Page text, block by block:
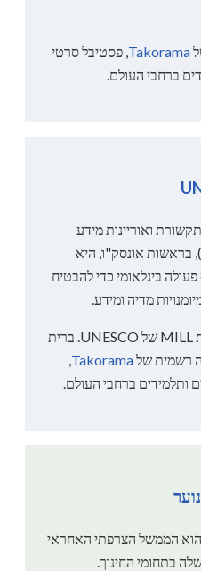
Takorama , פסטיבל סרטי
ברחבי העולם.
ואוריינות מידע
(UNESCO MILL Alliance), בראשות אונסק"ו, היא
בינלאומי כדי להבטיח
מדיה ומידע.
"סרטי ילדים" הוא חבר בברית MILL של UNESCO. ברית
Takorama
,
ותלמידים ברחבי העולם.
הוא הממשל הצרפתי האחראי
בתחומי החינוך.